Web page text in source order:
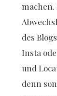
machen.
des
Insta
und
denn